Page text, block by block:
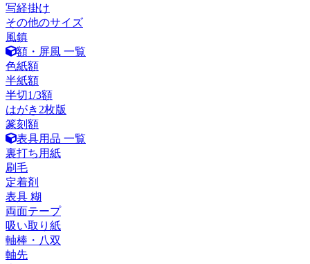
写経掛け
その他のサイズ
風鎮
額・屏風 一覧
色紙額
半紙額
半切1/3額
はがき2枚版
篆刻額
表具用品 一覧
裏打ち用紙
刷毛
定着剤
表具 糊
両面テープ
吸い取り紙
軸棒・八双
軸先